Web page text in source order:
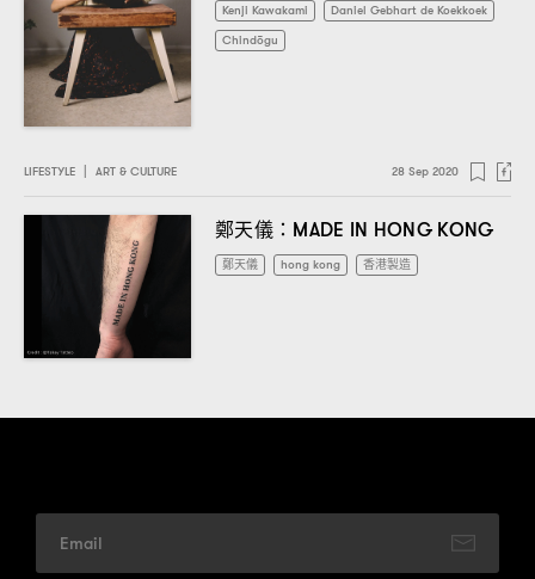
Kenji Kawakami
Daniel Gebhart de Koekkoek
Chindōgu
LIFESTYLE | ART & CULTURE 28 Sep 2020
鄭天儀：MADE IN HONG KONG
鄭天儀 hong kong 香港製造